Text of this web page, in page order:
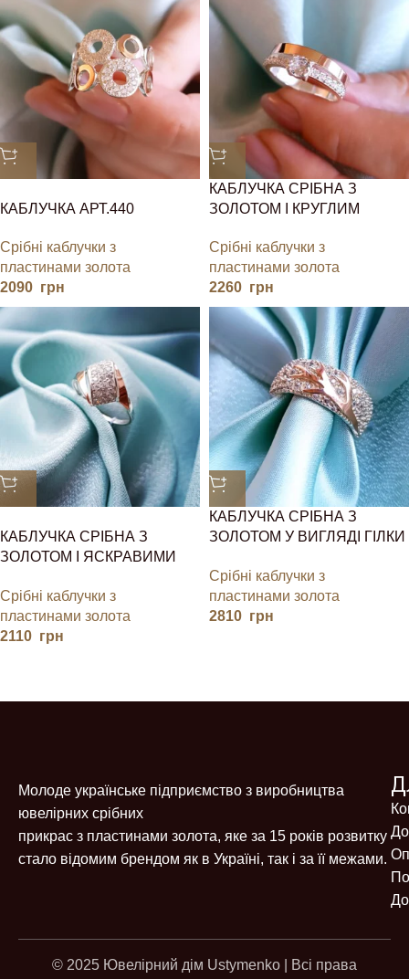
КАБЛУЧКА АРТ.440
Срібні каблучки з
пластинами золота
2090 грн
КАБЛУЧКА СРІБНА З
ЗОЛОТОМ І КРУГЛИМ
Срібні каблучки з
пластинами золота
2260 грн
КАБЛУЧКА СРІБНА З
ЗОЛОТОМ І ЯСКРАВИМИ
Срібні каблучки з
пластинами золота
2110 грн
КАБЛУЧКА СРІБНА З
ЗОЛОТОМ У ВИГЛЯДІ ГІЛКИ
Срібні каблучки з
пластинами золота
2810 грн
Молоде українське підприємство з виробництва
ювелірних срібних
прикрас з пластинами золота, яке за 15 років розвитку
стало відомим брендом як в Україні, так і за її межами.
© 2025 Ювелірний дім Ustymenko | Всі права